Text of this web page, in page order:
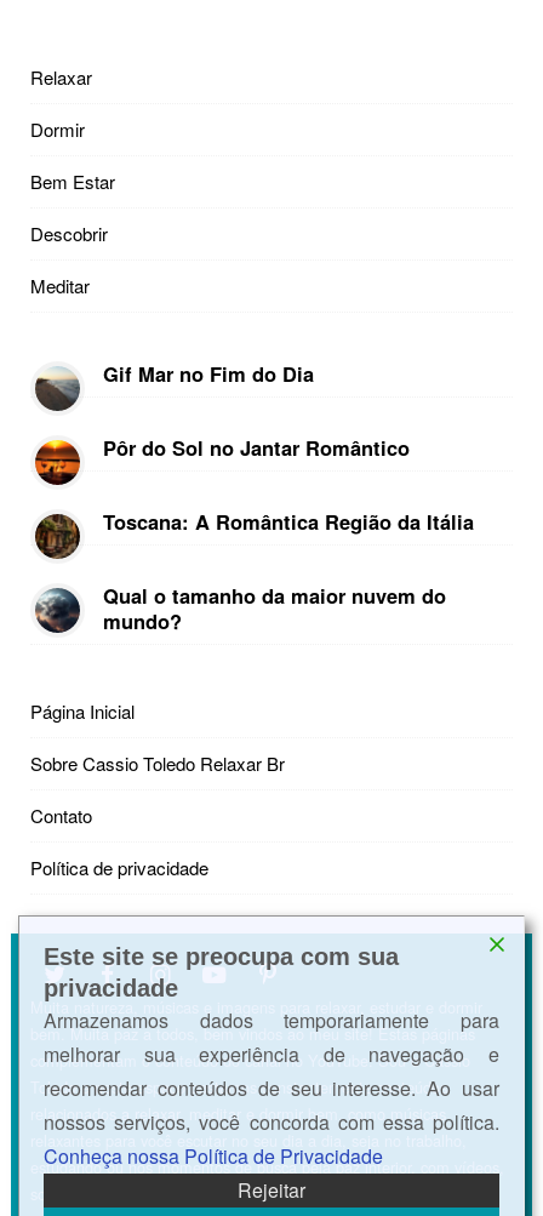
Relaxar
Dormir
Bem Estar
Descobrir
Meditar
Gif Mar no Fim do Dia
Pôr do Sol no Jantar Romântico
Toscana: A Romântica Região da Itália
Qual o tamanho da maior nuvem do
mundo?
Página Inicial
Sobre Cassio Toledo Relaxar Br
Contato
Política de privacidade
Muita natureza, músicas e imagens para relaxar, estudar e dormir
bem. Muita paz a todos, bem vindos ao meu site! Estas páginas
complementam o conteúdo do canal no YouTube. Sou o Cássio
Toledo e neste espaço postamos constantemente conteúdos
relacionados a relaxar, meditar e dormir bem, como músicas
relaxantes para você escutar no seu dia a dia, seja no trabalho,
estudando ou nos momentos de busca pela paz interior, com vídeos,
sons da natureza, ASMR e músicas para acalmar a mente e
Este site se preocupa com sua
privacidade
Armazenamos dados temporariamente para
melhorar sua experiência de navegação e
recomendar conteúdos de seu interesse. Ao usar
nossos serviços, você concorda com essa política.
Conheça nossa Política de Privacidade
Rejeitar